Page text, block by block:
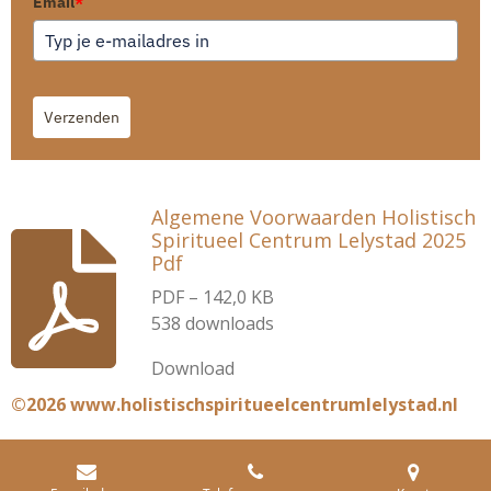
Verzenden
Algemene Voorwaarden Holistisch
Spiritueel Centrum Lelystad 2025
Pdf
PDF – 142,0 KB
538 downloads
Download
©2026 www.holistischspiritueelcentrumlelystad.nl